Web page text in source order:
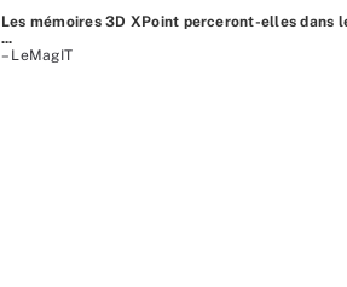
Les mémoires 3D XPoint perceront-elles dans
...
– LeMagIT